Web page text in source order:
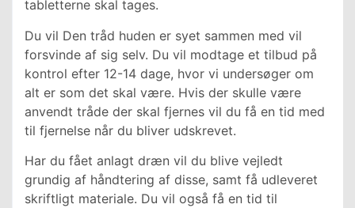
tabletterne skal tages.
Du vil Den tråd huden er syet sammen med vil
forsvinde af sig selv. Du vil modtage et tilbud på
kontrol efter 12-14 dage, hvor vi undersøger om
alt er som det skal være. Hvis der skulle være
anvendt tråde der skal fjernes vil du få en tid med
til fjernelse når du bliver udskrevet.
Har du fået anlagt dræn vil du blive vejledt
grundig af håndtering af disse, samt få udleveret
skriftligt materiale. Du vil også få en tid til